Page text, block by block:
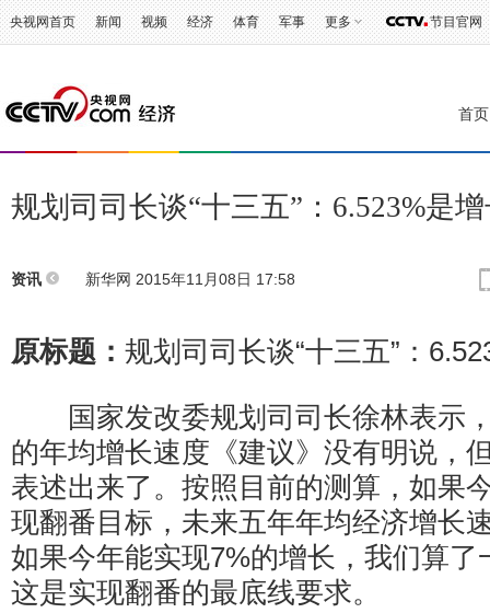
央视网首页 新闻 视频 经济 体育 军事 更多 节目官网
首页
规划司司长谈“十三五”：6.523%是
资讯 新华网 2015年11月08日 17:58
原标题： 规划司司长谈“十三五”：
国家发改委规划司司长徐林表示，
的年均增长速度《建议》没有明说，
表述出来了。按照目前的测算，如果
现翻番目标，未来五年年均经济增长
如果今年能实现7%的增长，我们算了
这是实现翻番的最底线要求。